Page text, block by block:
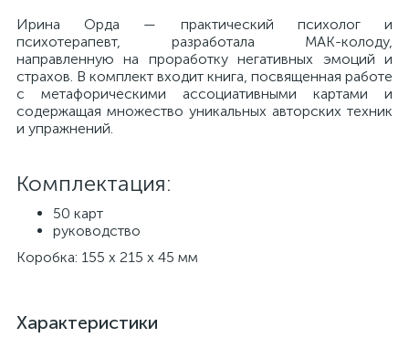
Ирина Орда — практический психолог и
психотерапевт, разработала МАК-колоду,
направленную на проработку негативных эмоций и
страхов. В комплект входит книга, посвященная работе
с метафорическими ассоциативными картами и
содержащая множество уникальных авторских техник
и упражнений.
Комплектация:
50 карт
руководство
Коробка: 155 х 215 x 45 мм
Характеристики